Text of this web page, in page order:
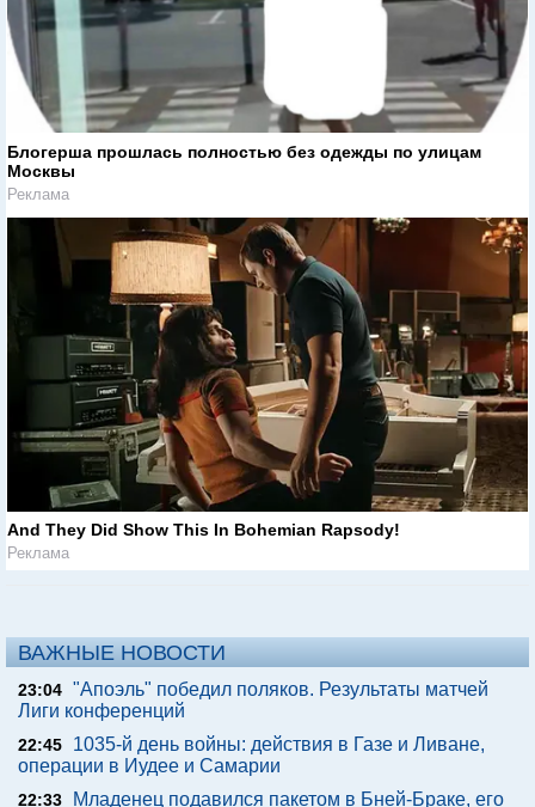
Блогерша прошлась полностью без одежды по улицам
Москвы
Реклама
And They Did Show This In Bohemian Rapsody!
Реклама
ВАЖНЫЕ НОВОСТИ
23:04 "Апоэль" победил поляков. Результаты матчей
Лиги конференций
22:45
1035-й день войны: действия в Газе и Ливане,
операции в Иудее и Самарии
22:33
Младенец подавился пакетом в Бней-Браке, его